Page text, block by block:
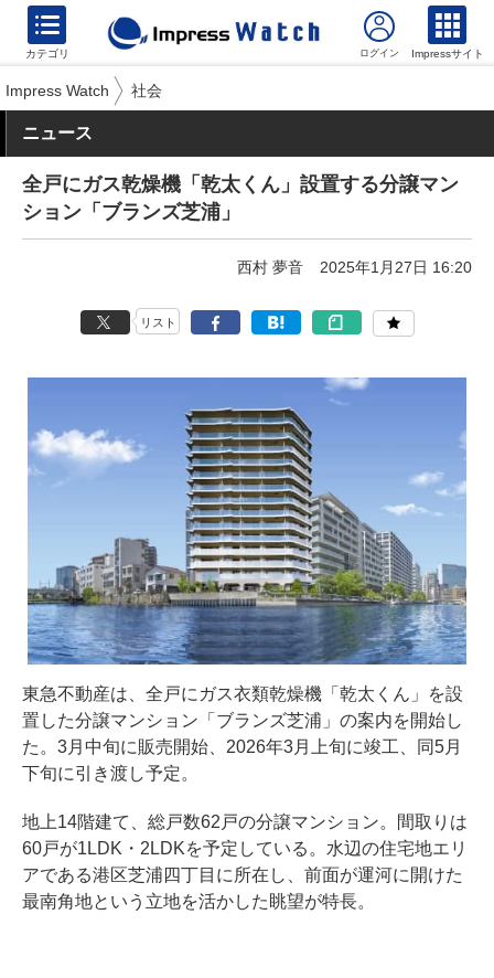
カテゴリ Impressサイト
Impress Watch 社会
ニュース
全戸にガス乾燥機「乾太くん」設置する分譲マン
ション「ブランズ芝浦」
西村 夢音 2025年1月27日 16:20
リスト
東急不動産は、全戸にガス衣類乾燥機「乾太くん」を設
置した分譲マンション「ブランズ芝浦」の案内を開始し
た。3月中旬に販売開始、2026年3月上旬に竣工、同5月
下旬に引き渡し予定。
地上14階建て、総戸数62戸の分譲マンション。間取りは
60戸が1LDK・2LDKを予定している。水辺の住宅地エリ
アである港区芝浦四丁目に所在し、前面が運河に開けた
最南角地という立地を活かした眺望が特長。